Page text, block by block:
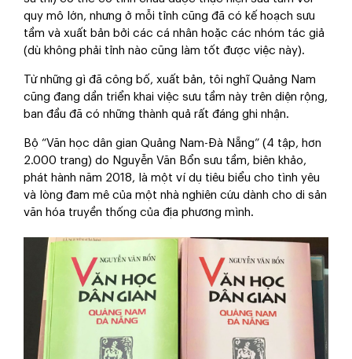
quy mô lớn, nhưng ở mỗi tỉnh cũng đã có kế hoạch sưu
tầm và xuất bản bởi các cá nhân hoặc các nhóm tác giả
(dù không phải tỉnh nào cũng làm tốt được việc này).
Từ những gì đã công bố, xuất bản, tôi nghĩ Quảng Nam
cũng đang dần triển khai việc sưu tầm này trên diện rộng,
ban đầu đã có những thành quả rất đáng ghi nhận.
Bộ “Văn học dân gian Quảng Nam-Đà Nẵng” (4 tập, hơn
2.000 trang) do Nguyễn Văn Bổn sưu tầm, biên khảo,
phát hành năm 2018, là một ví dụ tiêu biểu cho tình yêu
và lòng đam mê của một nhà nghiên cứu dành cho di sản
văn hóa truyền thống của địa phương mình.